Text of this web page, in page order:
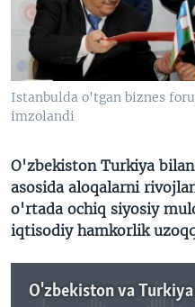
VIDEO
XABARLAR SURATLARDA
ODNOKLASSNIKI
TELEGRAM
TWITTER
SOUNDCLOUD
VOA
Istanbulda o'tgan biznes
imzolandi
O'zbekiston Turkiya
asosida aloqalarni
o'rtada ochiq siyosiy
iqtisodiy hamkorlik